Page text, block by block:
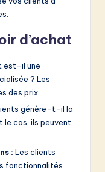
d’achat
est-il une
? Les
des prix.
génère-t-il la
le cas, ils peuvent
: Les clients
fonctionnalités